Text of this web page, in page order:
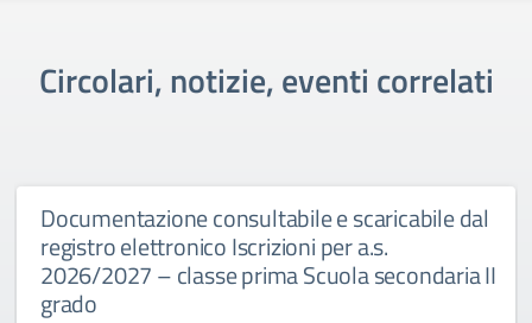
Circolari, notizie, eventi correlati
Documentazione consultabile e scaricabile dal
registro elettronico Iscrizioni per a.s.
2026/2027 – classe prima Scuola secondaria II
grado